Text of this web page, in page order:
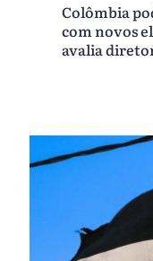
Colômbia
com novos
avalia